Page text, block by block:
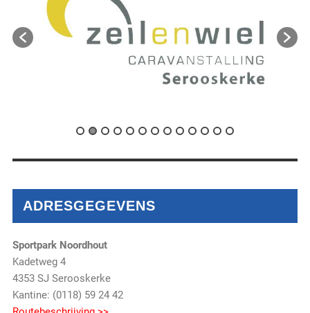
ADRESGEGEVENS
Sportpark Noordhout
Kadetweg 4
4353 SJ Serooskerke
Kantine: (0118) 59 24 42